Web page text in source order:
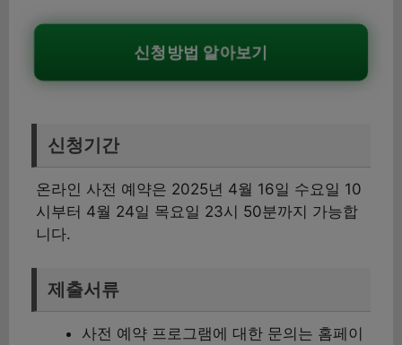
신청방법 알아보기
신청기간
온라인 사전 예약은 2025년 4월 16일 수요일 10
시부터 4월 24일 목요일 23시 50분까지 가능합
니다.
제출서류
사전 예약 프로그램에 대한 문의는 홈페이